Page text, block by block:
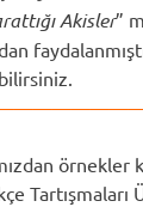
Akisler”
örnekler
Tartışmaları